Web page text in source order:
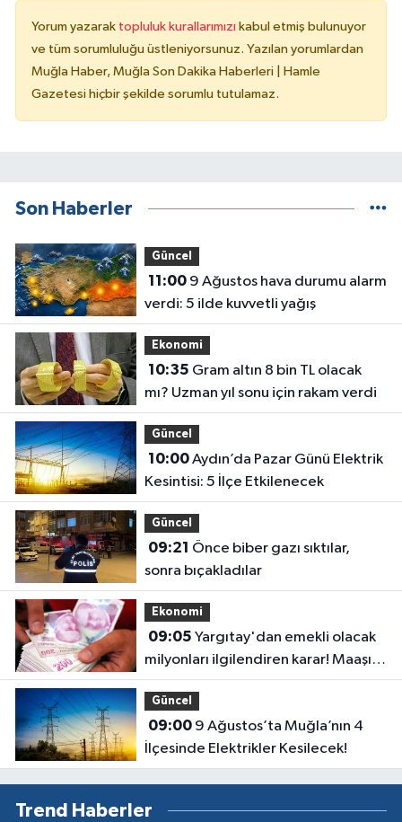
Yorum yazarak topluluk kurallarımızı kabul etmiş bulunuyor
ve tüm sorumluluğu üstleniyorsunuz. Yazılan yorumlardan
Muğla Haber, Muğla Son Dakika Haberleri | Hamle
Gazetesi hiçbir şekilde sorumlu tutulamaz.
Son Haberler
Güncel
11:009 Ağustos hava durumu alarm
verdi: 5 ilde kuvvetli yağış
Ekonomi
10:35
mı? Uzman yıl sonu için rakam verdi
Güncel
10:00Aydın’da Pazar Günü Elektrik
Kesintisi: 5 İlçe Etkilenecek
Güncel
09:21
sonra bıçakladılar
Ekonomi
09:05
milyonları ilgilendiren karar! Maaşı
gecikenler dikkat
Güncel
09:009 Ağustos’ta Muğla’nın 4
İlçesinde Elektrikler Kesilecek!
Trend Haberler